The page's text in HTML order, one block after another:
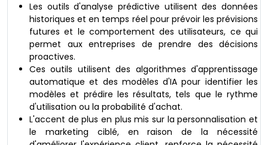
Les outils d'analyse prédictive utilisent des données
historiques et en temps réel pour prévoir les prévisions
futures et le comportement des utilisateurs, ce qui
permet aux entreprises de prendre des décisions
proactives.
Ces outils utilisent des algorithmes d'apprentissage
automatique et des modèles d'IA pour identifier les
modèles et prédire les résultats, tels que le rythme
d'utilisation ou la probabilité d'achat.
L'accent de plus en plus mis sur la personnalisation et
le marketing ciblé, en raison de la nécessité